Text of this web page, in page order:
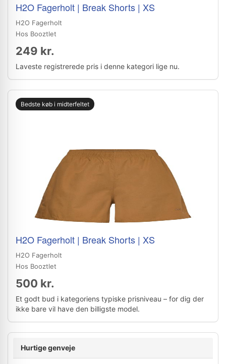
H2O Fagerholt | Break Shorts | XS
H2O Fagerholt
Hos Booztlet
249 kr.
Laveste registrerede pris i denne kategori lige nu.
Bedste køb i midterfeltet
H2O Fagerholt | Break Shorts | XS
H2O Fagerholt
Hos Booztlet
500 kr.
Et godt bud i kategoriens typiske prisniveau – for dig der
ikke bare vil have den billigste model.
Hurtige genveje